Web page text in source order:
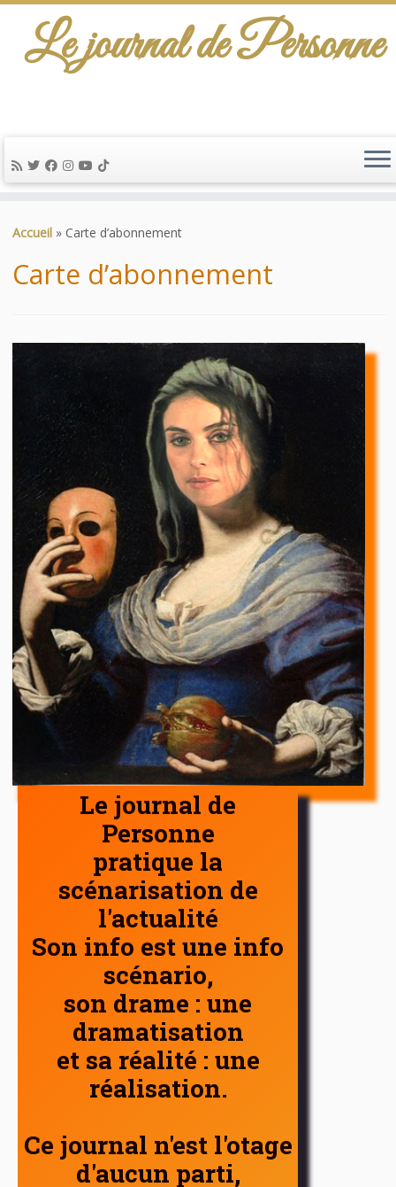
au
Le journal de Personne
Accueil » Carte d’abonnement
Carte d’abonnement
Le journal de
Personne
pratique la
scénarisation de
l'actualité
Son info est une info
scénario,
son drame : une
dramatisation
et sa réalité : une
réalisation.
Ce journal n'est l'otage
d'aucun parti,